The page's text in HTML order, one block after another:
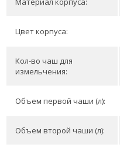
Цвет корпуса:
Кол-во чаш для
измельчения:
Объем первой чаши (л):
Объем второй чаши (л):